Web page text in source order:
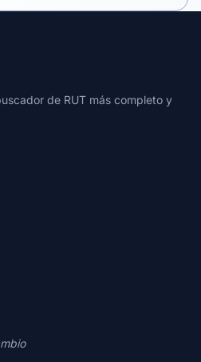
de RUT más completo y